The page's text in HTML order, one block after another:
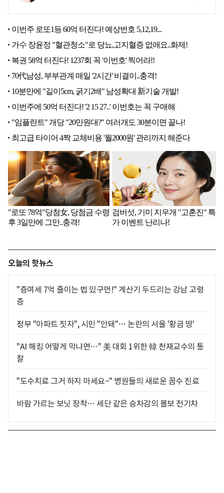
오늘의 핫뉴스
"증여세 7억 줄이는 법 있구먼!" 계산기 두드리는 강남 고령
층
정부 "아파트 짓자", 시민 "안돼"… 논란의 서울 '황금 땅'
"AI 해킹 어떻게 막냐면…" 美 대회 1위한 韓 천재교수의 통
찰
"도수치료 그거 하지 마세요~" 병원들의 새로운 꼼수 진료
바람 가르는 보닛 장착… 세단 같은 승차감의 볼보 전기차